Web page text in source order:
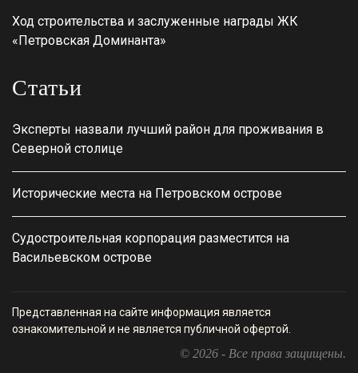
Ход строительства и заслуженные награды ЖК
«Петровская Доминанта»
Статьи
Эксперты назвали лучший район для проживания в
Северной столице
Исторические места на Петровском острове
Судостроительная корпорация разместится на
Васильевском острове
Представленная на сайте информация является
ознакомительной и не является публичной офертой.
© 2026 - Все права защищены.